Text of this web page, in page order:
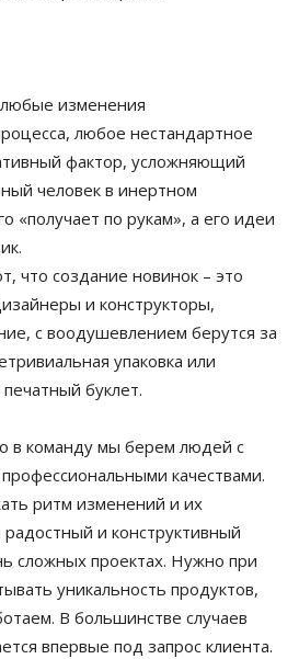
изменения
любое нестандартное
фактор, усложняющий
человек в инертном
«получает по рукам», а его идеи
что создание новинок – это
и конструкторы,
с воодушевлением берутся за
упаковка или
буклет.
в команду мы берем людей с
качествами.
ритм изменений и их
радостный и конструктивный
сложных проектах. Нужно при
уникальность продуктов,
В большинстве случаев
впервые под запрос клиента.